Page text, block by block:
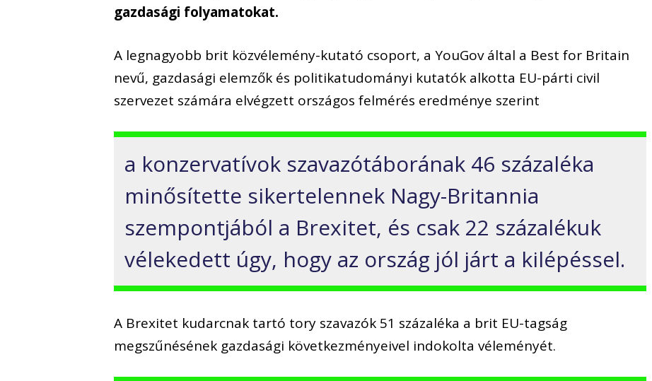
gazdasági folyamatokat.
A legnagyobb brit közvélemény-kutató csoport, a YouGov által a Best for Britain
nevű, gazdasági elemzők és politikatudományi kutatók alkotta EU-párti civil
szervezet számára elvégzett országos felmérés eredménye szerint
a konzervatívok szavazótáborának 46 százaléka
minősítette sikertelennek Nagy-Britannia
szempontjából a Brexitet, és csak 22 százalékuk
vélekedett úgy, hogy az ország jól járt a kilépéssel.
A Brexitet kudarcnak tartó tory szavazók 51 százaléka a brit EU-tagság
megszűnésének gazdasági következményeivel indokolta véleményét.